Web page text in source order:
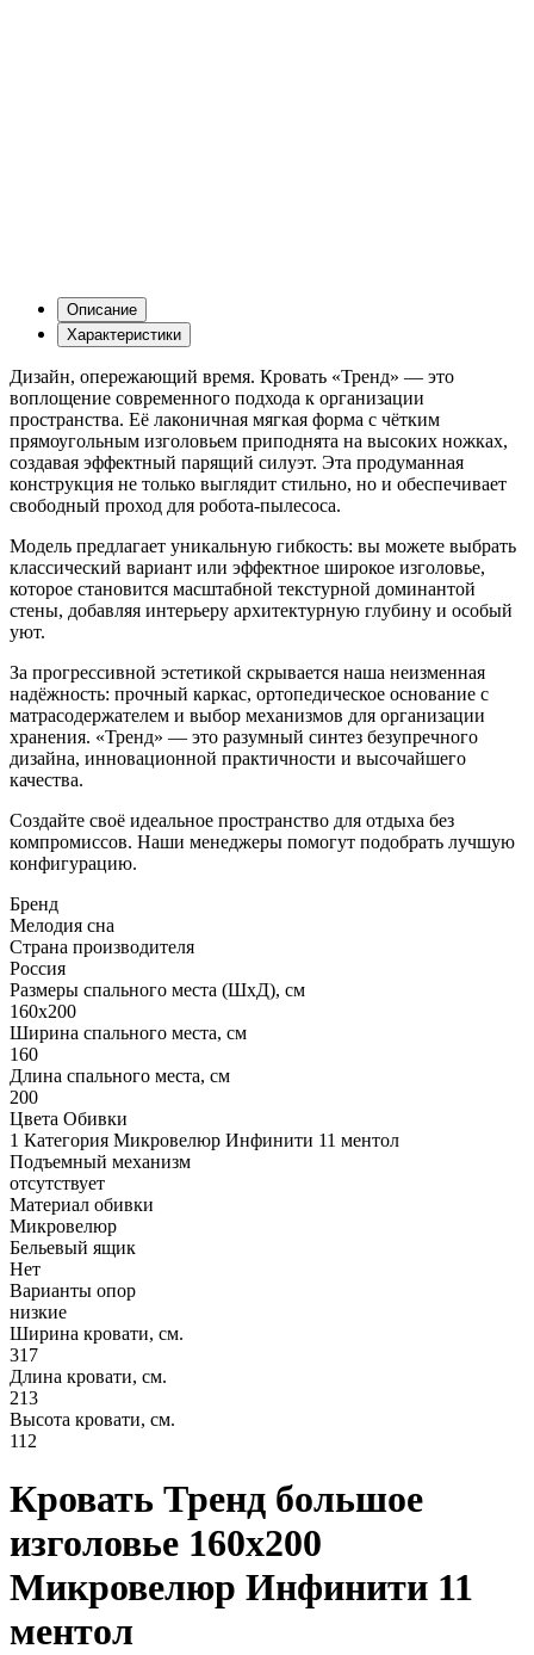
Описание
Характеристики
Дизайн, опережающий время. Кровать «Тренд» — это
воплощение современного подхода к организации
пространства. Её лаконичная мягкая форма с чётким
прямоугольным изголовьем приподнята на высоких ножках,
создавая эффектный парящий силуэт. Эта продуманная
конструкция не только выглядит стильно, но и обеспечивает
свободный проход для робота-пылесоса.
Модель предлагает уникальную гибкость: вы можете выбрать
классический вариант или эффектное широкое изголовье,
которое становится масштабной текстурной доминантой
стены, добавляя интерьеру архитектурную глубину и особый
уют.
За прогрессивной эстетикой скрывается наша неизменная
надёжность: прочный каркас, ортопедическое основание с
матрасодержателем и выбор механизмов для организации
хранения. «Тренд» — это разумный синтез безупречного
дизайна, инновационной практичности и высочайшего
качества.
Создайте своё идеальное пространство для отдыха без
компромиссов. Наши менеджеры помогут подобрать лучшую
конфигурацию.
Бренд
Мелодия сна
Страна производителя
Россия
Размеры спального места (ШхД), см
160х200
Ширина спального места, см
160
Длина спального места, см
200
Цвета Обивки
1 Категория Микровелюр Инфинити 11 ментол
Подъемный механизм
отсутствует
Материал обивки
Микровелюр
Бельевый ящик
Нет
Варианты опор
низкие
Ширина кровати, см.
317
Длина кровати, см.
213
Высота кровати, см.
112
Кровать Тренд большое
изголовье 160х200
Микровелюр Инфинити 11
ментол